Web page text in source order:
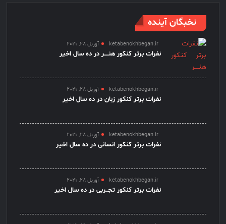
نخبگان آینده
ketabenokhbegan.ir آوریل 28, 2021
نفرات برتر کنکور هنــــر در ده سال اخیر
ketabenokhbegan.ir آوریل 28, 2021
نفرات برتر کنکور زبان در ده سال اخیر
ketabenokhbegan.ir آوریل 28, 2021
نفرات برتر کنکور انسانی در ده سال اخیر
ketabenokhbegan.ir آوریل 28, 2021
نفرات برتر کنکور تجــربی در ده سال اخیر